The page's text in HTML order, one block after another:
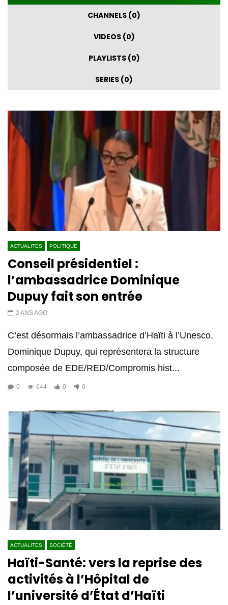
CHANNELS (0)
VIDEOS (0)
PLAYLISTS (0)
SERIES (0)
ACTUALITES POLITIQUE
Conseil présidentiel :
l’ambassadrice Dominique
Dupuy fait son entrée
2 ANS AGO
C’est désormais l’ambassadrice d’Haïti à l’Unesco,
Dominique Dupuy, qui représentera la structure
composée de EDE/RED/Compromis hist...
0 644 0 0
ACTUALITES SOCIÉTÉ
Haïti-Santé: vers la reprise des
activités à l’Hôpital de
l’université d’État d’Haïti